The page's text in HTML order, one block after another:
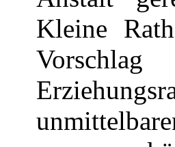
Kleine